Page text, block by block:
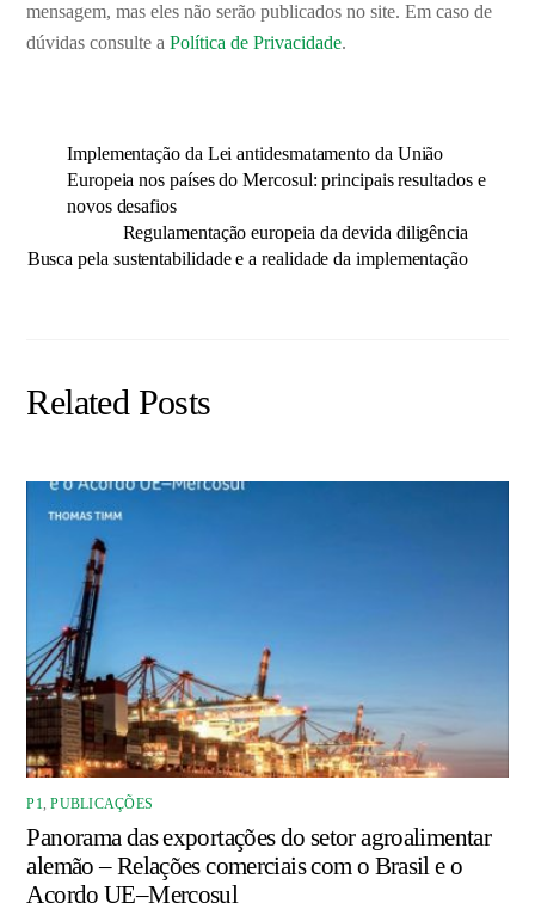
mensagem, mas eles não serão publicados no site. Em caso de
dúvidas consulte aPolítica de Privacidade.
Implementação da Lei antidesmatamento da União
Europeia nos países do Mercosul: principais resultados e
novos desafios
Regulamentação europeia da devida diligência
Busca pela sustentabilidade e a realidade da implementação
Related Posts
P1,PUBLICAÇÕES
Panorama das exportações do setor agroalimentar
alemão – Relações comerciais com o Brasil e o
Acordo UE–Mercosul